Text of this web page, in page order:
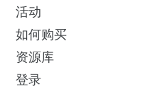
活动
如何购买
资源库
登录